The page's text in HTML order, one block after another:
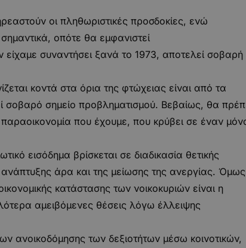
οι πληθωριστικές προσδοκίες, ενώ
οπότε θα εμφανιστεί
συναντήσει ξανά το 1973, αποτελεί σοβαρή
κοντά στα όρια της φτώχειας είναι από τα
σημείο προβληματισμού. Βεβαίως, θα
που έχουμε, που κρύβει σε έναν
εισόδημα βρίσκεται σε διαδικασία θετικής
άρα και της μείωσης της ανεργίας. Όμως
κατάστασης των νοικοκυριών είναι η
αμειβόμενες θέσεις λόγω έλλειψης
ανοικοδόμησης των δεξιοτήτων μέσω κοινοτικών,